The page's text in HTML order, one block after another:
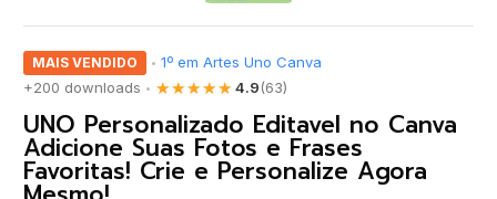
MAIS VENDIDO • 1º em Artes Uno Canva
+200 downloads • ★★★★★ 4.9(63)
UNO Personalizado Editavel no Canva
Adicione Suas Fotos e Frases
Favoritas! Crie e Personalize Agora